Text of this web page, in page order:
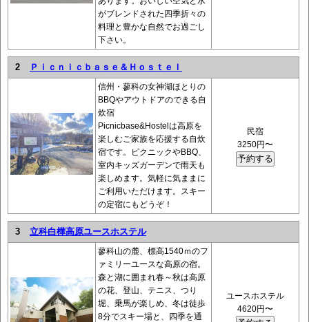
がブレンドされた四季折々の
料理と豊かな自然でお過ごし
下さい。
2 Ｐｉｃｎｉｃｂａｓｅ＆Ｈｏｓｔｅｌ
信州・蓼科の女神湖ほとりの
BBQやアウトドアのできる自
炊宿
Picnicbase&Hostelは高原を
楽しむご家族を応援する自炊
宿です。ピクニックやBBQ、
室内キッズガーデンで雨天も
楽しめます。気軽に気ままに
ご利用いただけます。スキー
の定宿にもどうぞ！
民宿
3250円〜
3 立科白樺高原ユースホステル
蓼科山の麓、標高1540ｍのフ
ァミリーユースな高原の宿。
森と湖に囲まれ春～秋は高原
の花、登山、テニス、つり
堀、乗馬が楽しめ、冬は徒歩
8分でスキー場と、四季を通
ユースホステル
4620円〜